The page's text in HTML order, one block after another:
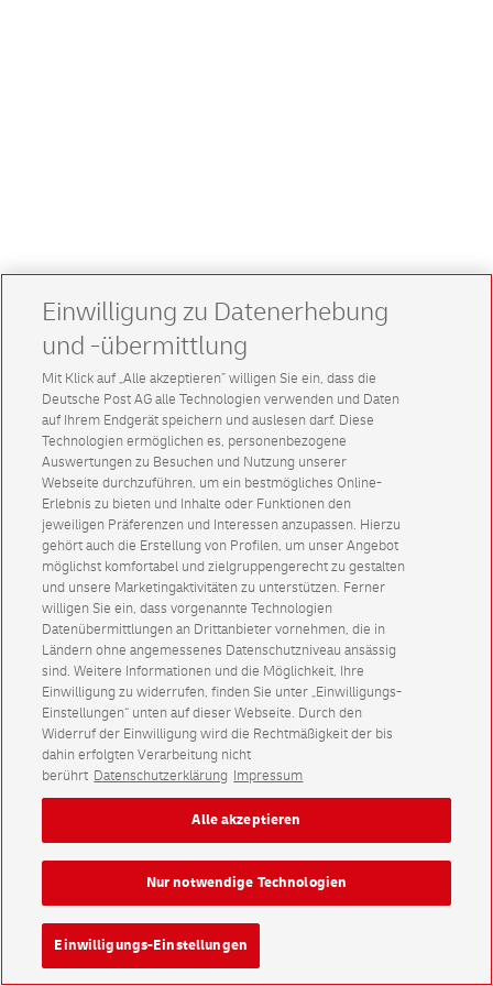
Einwilligung zu Datenerhebung
und -übermittlung
Mit Klick auf „Alle akzeptieren” willigen Sie ein, dass die
Deutsche Post AG alle Technologien verwenden und Daten
auf Ihrem Endgerät speichern und auslesen darf. Diese
Technologien ermöglichen es, personenbezogene
Auswertungen zu Besuchen und Nutzung unserer
Webseite durchzuführen, um ein bestmögliches Online-
Erlebnis zu bieten und Inhalte oder Funktionen den
jeweiligen Präferenzen und Interessen anzupassen. Hierzu
gehört auch die Erstellung von Profilen, um unser Angebot
möglichst komfortabel und zielgruppengerecht zu gestalten
und unsere Marketingaktivitäten zu unterstützen. Ferner
willigen Sie ein, dass vorgenannte Technologien
Datenübermittlungen an Drittanbieter vornehmen, die in
Ländern ohne angemessenes Datenschutzniveau ansässig
sind. Weitere Informationen und die Möglichkeit, Ihre
Einwilligung zu widerrufen, finden Sie unter „Einwilligungs-
Einstellungen“ unten auf dieser Webseite. Durch den
Widerruf der Einwilligung wird die Rechtmäßigkeit der bis
dahin erfolgten Verarbeitung nicht
berührt Datenschutzerklärung Impressum
Einwilligungs-Einstellungen
Nur notwendige Technologien
Alle akzeptieren